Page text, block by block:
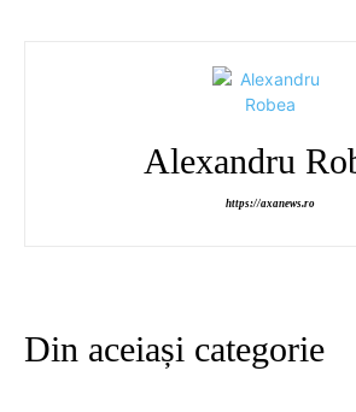
Alexandru
https://axanews.ro
Din aceiași categorie